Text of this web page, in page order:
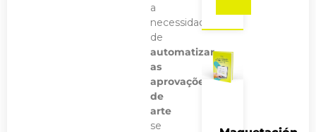
a
necessidade
de
automatizar
as
aprovações
de
arte
se